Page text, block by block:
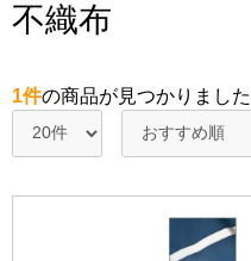
不織布
1件の商品が見つかりました